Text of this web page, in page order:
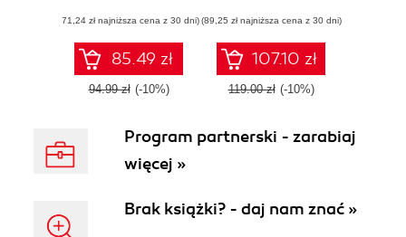
predictive modeling
(71,24 zł najniższa cena z 30 dni)
85.49 zł
94.99 zł (-10%)
building powerful
data mining and
predictive analytics
solutions
(89,25 zł najniższa cena z 30 dni)
107.10 zł
119.00 zł (-10%)
Program partnerski - zarabiaj
więcej »
Brak książki? - daj nam znać »